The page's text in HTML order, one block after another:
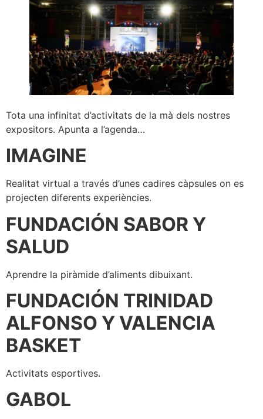
Tota una infinitat d’activitats de la mà dels nostres
expositors. Apunta a l’agenda…
IMAGINE
Realitat virtual a través d’unes cadires càpsules on es
projecten diferents experiències.
FUNDACIÓN SABOR Y
SALUD
Aprendre la piràmide d’aliments dibuixant.
FUNDACIÓN TRINIDAD
ALFONSO Y VALENCIA
BASKET
Activitats esportives.
GABOL